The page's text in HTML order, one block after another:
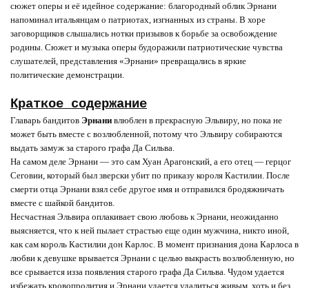
сюжет оперы и её идейное содержание: благородный облик Эрнани
напоминал итальянцам о патриотах, изгнанных из страны. В хоре
заговорщиков слышались нотки призывов к борьбе за освобождение
родины. Сюжет и музыка оперы будоражили патриотические чувства
слушателей, представления «Эрнани» превращались в яркие
политические демонстрации.
Краткое содержание
Главарь бандитов Эрнани влюблен в прекрасную Эльвиру, но пока не
может быть вместе с возлюбленной, потому что Эльвиру собираются
выдать замуж за старого графа Да Сильва.
На самом деле Эрнани — это сам Хуан Арагонский, а его отец — герцог
Сеговии, который был зверски убит по приказу короля Кастилии. После
смерти отца Эрнани взял себе другое имя и отправился бродяжничать
вместе с шайкой бандитов.
Несчастная Эльвира оплакивает свою любовь к Эрнани, неожиданно
выясняется, что к ней пылает страстью еще один мужчина, никто иной,
как сам король Кастилии дон Карлос. В момент признания дона Карлоса в
любви к девушке врывается Эрнани с целью выкрасть возлюбленную, но
все срывается изза появления старого графа Да Сильва. Чудом удается
избежать кровопролития и Эрнани удается удалиться живым, хоть и без